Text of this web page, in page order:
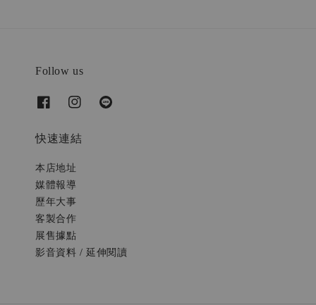
Follow us
快速連結
本店地址
媒體報導
歷年大事
客製合作
展售據點
影音資料 / 延伸閱讀